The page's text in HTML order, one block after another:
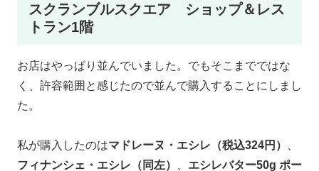
スクランブルスクエア ショップ＆レス
トラン1階
お店はやっぱり並んでいました。でもそこまでではな
く、許容範囲と感じたので並んで購入することにしまし
た。
私が購入したのはマドレーヌ・エシレ（税込324円）
フィナンシェ・エシレ（同左）
エシレバター50g ポー